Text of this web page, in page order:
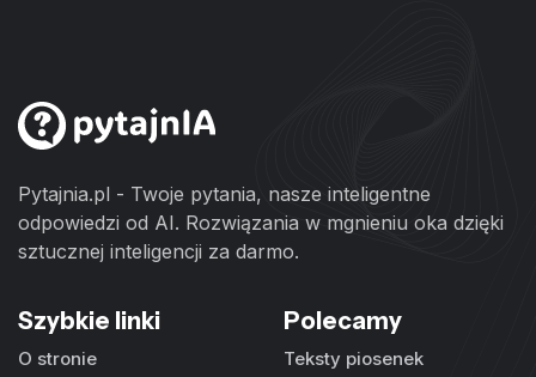
Pytajnia.pl - Twoje pytania, nasze inteligentne
odpowiedzi od AI. Rozwiązania w mgnieniu oka dzięki
sztucznej inteligencji za darmo.
Szybkie linki
O stronie
Polecamy
Teksty piosenek